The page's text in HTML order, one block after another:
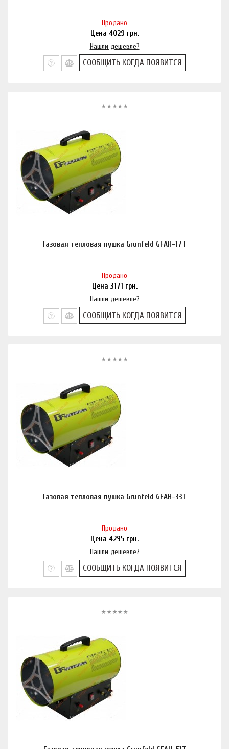
Продано
Цена 4029 грн.
Нашли дешевле?
СООБЩИТЬ КОГДА ПОЯВИТСЯ
Газовая тепловая пушка Grunfeld GFAH-17T
Продано
Цена 3171 грн.
Нашли дешевле?
СООБЩИТЬ КОГДА ПОЯВИТСЯ
Газовая тепловая пушка Grunfeld GFAH-33T
Продано
Цена 4295 грн.
Нашли дешевле?
СООБЩИТЬ КОГДА ПОЯВИТСЯ